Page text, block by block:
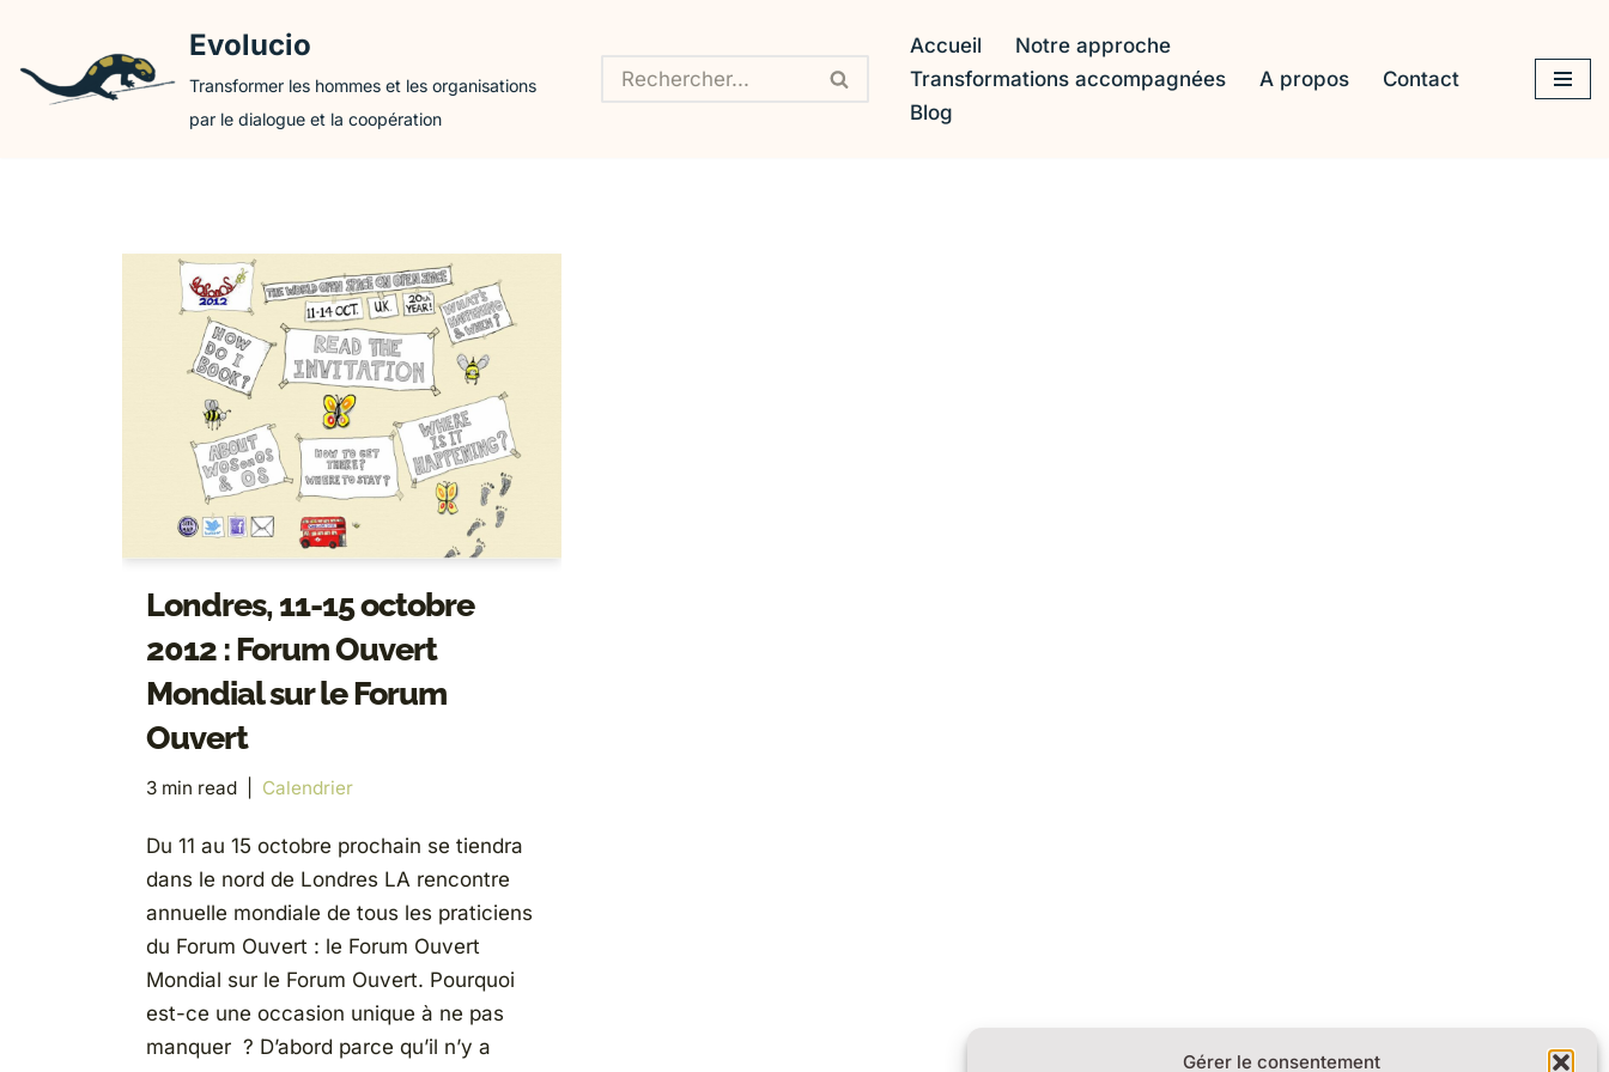
Gérer le consentement
Aller
Evolucio
Transformer les hommes et les organisations
par le dialogue et la coopération
Accueil
Notre approche
Transformations accompagnées
A propos
Contact
Blog
Londres, 11-15 octobre
2012 : Forum Ouvert
Mondial sur le Forum
Ouvert
3 min read Calendrier
Du 11 au 15 octobre prochain se tiendra
dans le nord de Londres LA rencontre
annuelle mondiale de tous les praticiens
du Forum Ouvert : le Forum Ouvert
Mondial sur le Forum Ouvert. Pourquoi
est-ce une occasion unique à ne pas
manquer ? D’abord parce qu’il n’y a